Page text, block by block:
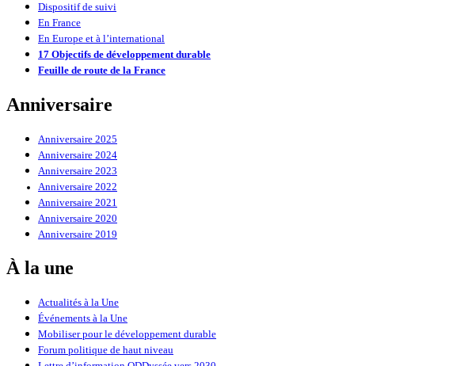
Dispositif de suivi
En France
En Europe et à l’international
17 Objectifs de développement durable
Feuille de route de la France
Anniversaire
Anniversaire 2025
Anniversaire 2024
Anniversaire 2023
Anniversaire 2022
Anniversaire 2021
Anniversaire 2020
Anniversaire 2019
À la une
Actualités à la Une
Événements à la Une
Mobiliser pour le développement durable
Forum politique de haut niveau